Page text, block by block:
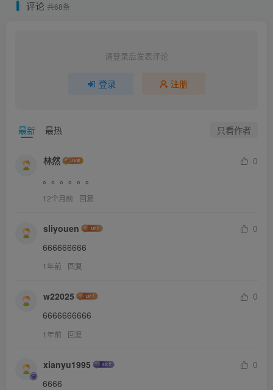
评论 共68条
请登录后发表评论
登录 注册
最新 最热 只看作者
林然
0
。。。。。。
12个月前 回复
sliyouen
0
666666666
1年前 回复
w22025
0
6666666666
1年前 回复
xianyu1995
0
6666